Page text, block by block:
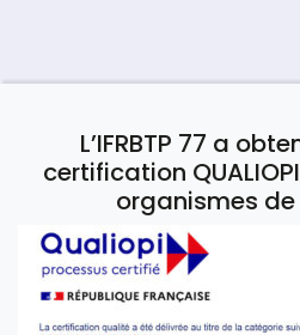
L’IFRBTP 77 a
certification
organismes